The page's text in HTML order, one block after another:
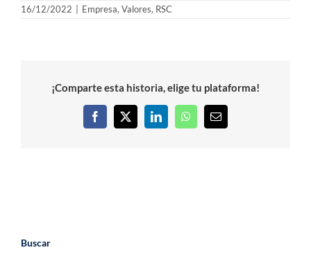
16/12/2022 Empresa, Valores, RSC
¡Comparte esta historia, elige tu plataforma!
Facebook
X LinkedInWhatsAppCorreo
Buscar